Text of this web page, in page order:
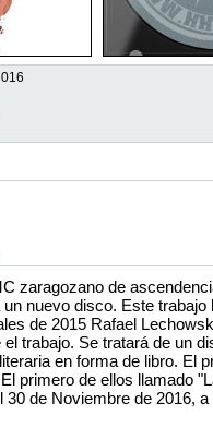
zaragozano de
nuevo disco. Este trabajo
de 2015 Rafael
trabajo. Se tratará de un
en forma de libro. El
primero de ellos llamado
30 de Noviembre de 2016,